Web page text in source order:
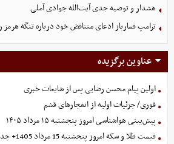
هشدار و توصیه جدی آیت‌الله جوادی آملی
ترامپ قمارباز ادعای متناقض خود درباره تنگه هرمز
عناوین برگزیده
اولین پیام محسن رضایی پس از شایعات خبری
فوری/ جزئیات اولیه از انفجارهای قشم
پیش‌بینی هواشناسی امروز پنجشنبه ۱۵ مرداد ۱۴۰۵
قیمت طلا و سکه امروز پنجشنبه 15 مرداد 1405+ جدول